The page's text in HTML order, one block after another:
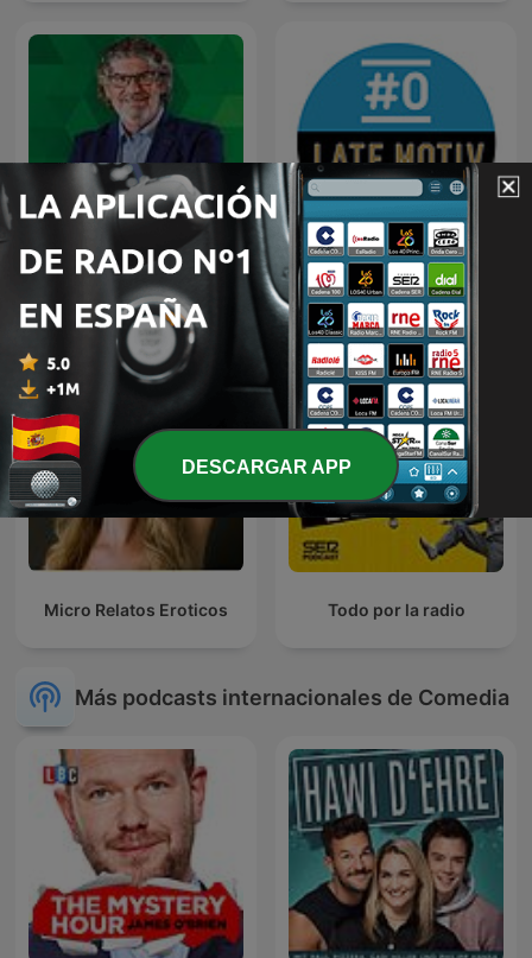
El programa del Yuyu
LATE MOTIV de Andreu
Buenafuente
Micro Relatos Eroticos Todo por la radio
Más podcasts internacionales de Comedia
DESCARGAR APP